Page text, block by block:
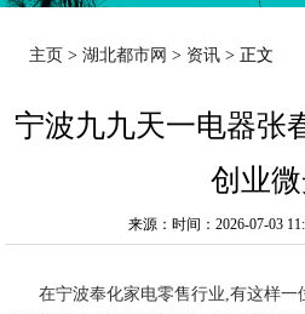
主页 >湖北都市网 > 资讯 > 正文
宁波九九天一电器张
创业
来源：时间：2026-07-03
在宁波奉化家电零售行业,有这样